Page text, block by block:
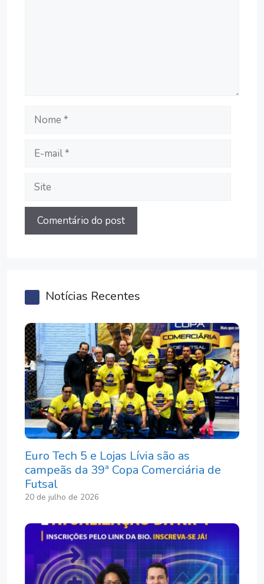
Nome
mail
Site
Notícias Recentes
Euro Tech 5 e Lojas Lívia são as
campeãs da 39ª Copa Comerciária de
Futsal
20 de julho de 2026